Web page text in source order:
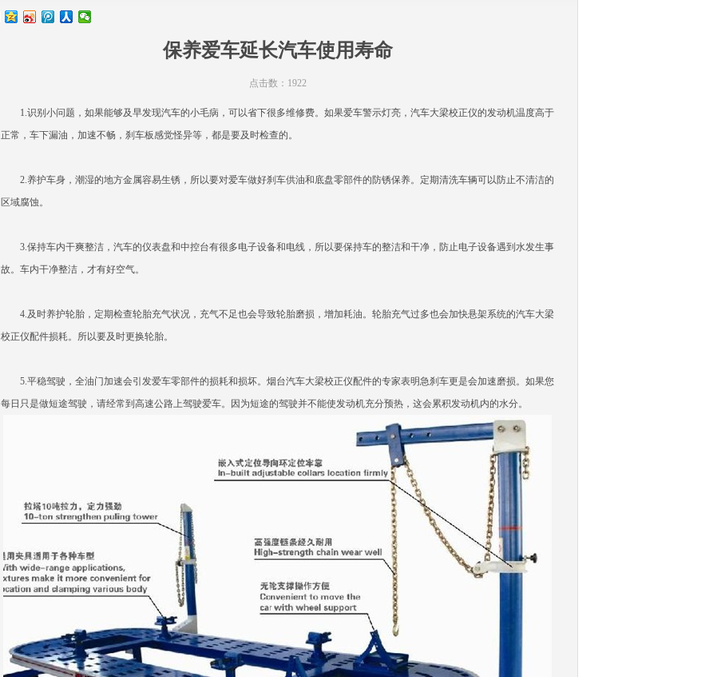
保养爱车延长汽车使用寿命
点击数：1922
1.识别小问题，如果能够及早发现汽车的小毛病，可以省下很多维修费。如果爱车警示灯亮，汽车大梁校正仪的发动机温度高于
正常，车下漏油，加速不畅，刹车板感觉怪异等，都是要及时检查的。
2.养护车身，潮湿的地方金属容易生锈，所以要对爱车做好刹车供油和底盘零部件的防锈保养。定期清洗车辆可以防止不清洁的
区域腐蚀。
3.保持车内干爽整洁，汽车的仪表盘和中控台有很多电子设备和电线，所以要保持车的整洁和干净，防止电子设备遇到水发生事
故。车内干净整洁，才有好空气。
4.及时养护轮胎，定期检查轮胎充气状况，充气不足也会导致轮胎磨损，增加耗油。轮胎充气过多也会加快悬架系统的汽车大梁
校正仪配件损耗。所以要及时更换轮胎。
5.平稳驾驶，全油门加速会引发爱车零部件的损耗和损坏。 烟台汽车大梁校正仪配件的专家表明急刹车更是会加速磨损。如果您
每日只是做短途驾驶，请经常到高速公路上驾驶爱车。因为短途的驾驶并不能使发动机充分预热，这会累积发动机内的水分。